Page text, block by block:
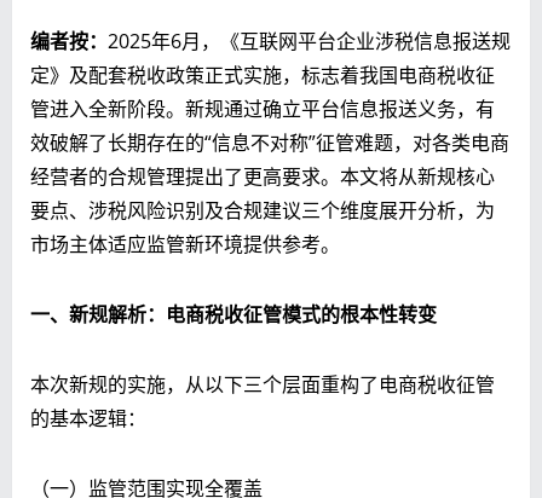
编者按： 2025年6月，《互联网平台企业涉税信息报送规
定》及配套税收政策正式实施，标志着我国电商税收征
管进入全新阶段。新规通过确立平台信息报送义务，有
效破解了长期存在的“信息不对称”征管难题，对各类电商
经营者的合规管理提出了更高要求。本文将从新规核心
要点、涉税风险识别及合规建议三个维度展开分析，为
市场主体适应监管新环境提供参考。
一、新规解析：电商税收征管模式的根本性转变
本次新规的实施，从以下三个层面重构了电商税收征管
的基本逻辑：
（一）监管范围实现全覆盖